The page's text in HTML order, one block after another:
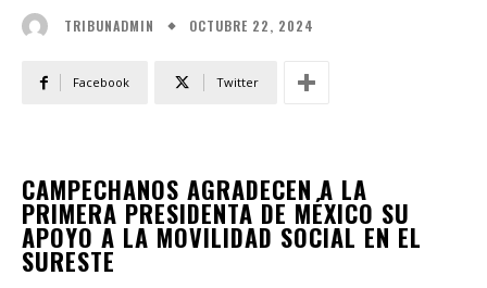
TRIBUNADMIN OCTUBRE 22, 2024
Facebook Twitter
CAMPECHANOS AGRADECEN A LA
PRIMERA PRESIDENTA DE MÉXICO SU
APOYO A LA MOVILIDAD SOCIAL EN EL
SURESTE